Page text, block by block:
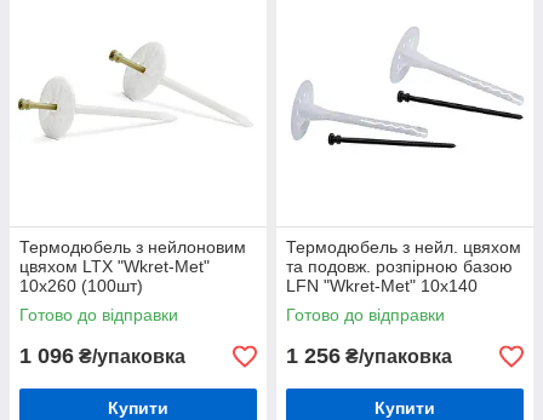
Термодюбель з нейлоновим
цвяхом LTX "Wkret-Met"
10х260 (100шт)
Готово до відправки
1 096 ₴/упаковка
Купити
Термодюбель з нейл. цвяхом
та подовж. розпірною базою
LFN "Wkret-Met" 10х140
(200шт)
Готово до відправки
1 256 ₴/упаковка
Купити